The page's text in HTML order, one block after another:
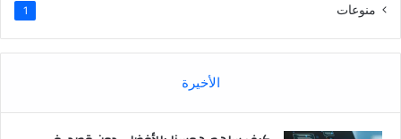
منوعات 1
الأخيرة